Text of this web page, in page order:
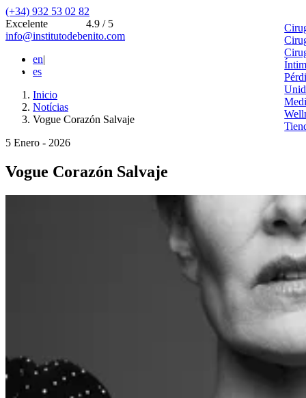
(+34) 932 53 02 82
Excelente
4.9 / 5
info@institutodebenito.com
en|
es
Inicio
Notícias
Vogue Corazón Salvaje
5 Enero - 2026
Vogue Corazón Salvaje